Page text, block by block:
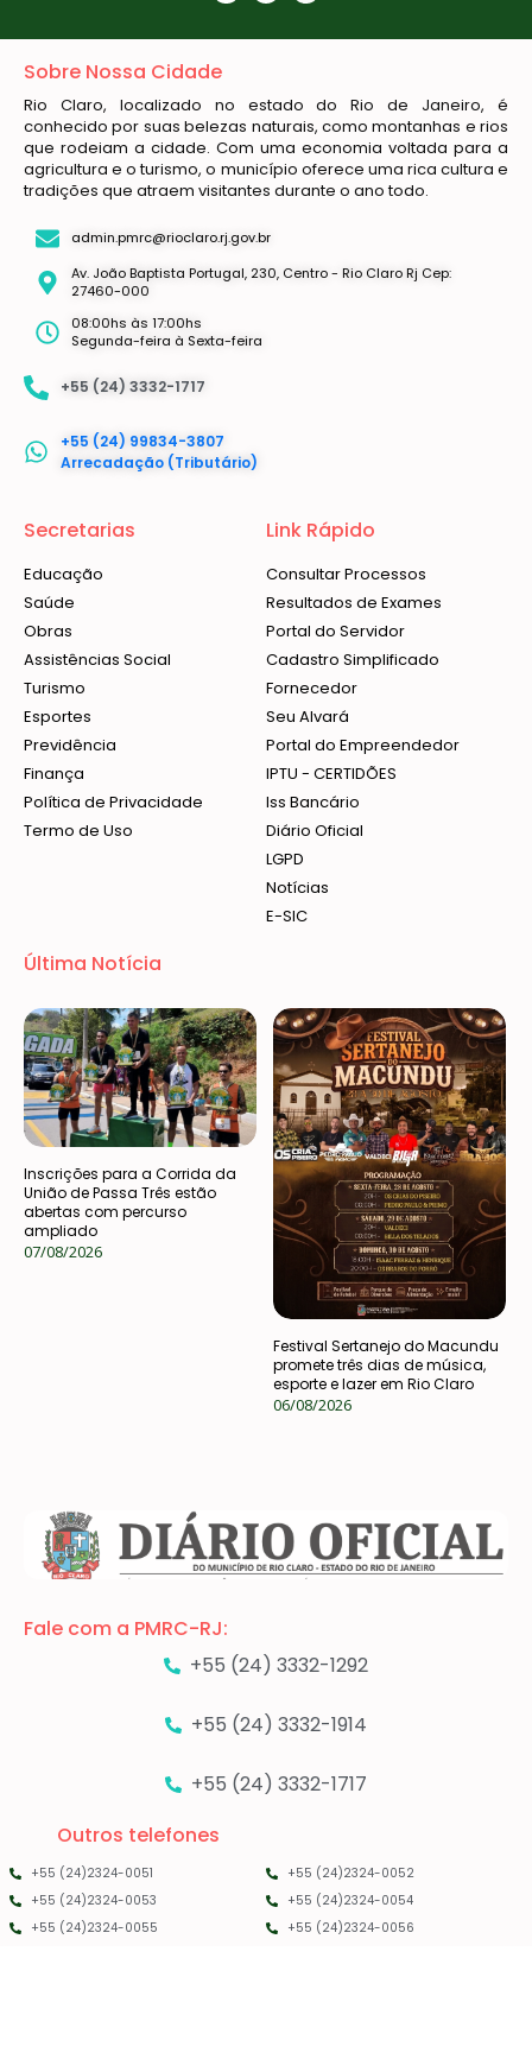
Sobre Nossa Cidade
Rio Claro, localizado no estado do Rio de Janeiro, é
conhecido por suas belezas naturais, como montanhas e rios
que rodeiam a cidade. Com uma economia voltada para a
agricultura e o turismo, o município oferece uma rica cultura e
tradições que atraem visitantes durante o ano todo.
admin.pmrc@rioclaro.rj.gov.br
Av. João Baptista Portugal, 230, Centro - Rio Claro Rj Cep:
27460-000
08:00hs às 17:00hs
Segunda-feira à Sexta-feira
+55 (24) 3332-1717
+55 (24) 99834-3807
Arrecadação (Tributário)
Secretarias
Educação
Saúde
Obras
Assistências Social
Turismo
Esportes
Previdência
Finança
Política de Privacidade
Termo de Uso
Link Rápido
Consultar Processos
Resultados de Exames
Portal do Servidor
Cadastro Simplificado
Fornecedor
Seu Alvará
Portal do Empreendedor
IPTU - CERTIDÕES
Iss Bancário
Diário Oficial
LGPD
Notícias
E-SIC
Última Notícia
Inscrições para a Corrida da
União de Passa Três estão
abertas com percurso
ampliado
07/08/2026
Festival Sertanejo do Macundu
promete três dias de música,
esporte e lazer em Rio Claro
06/08/2026
Fale com a PMRC-RJ:
+55 (24) 3332-1292
+55 (24) 3332-1914
+55 (24) 3332-1717
Outros telefones
+55 (24)2324-0051
+55 (24)2324-0052
+55 (24)2324-0053
+55 (24)2324-0054
+55 (24)2324-0055
+55 (24)2324-0056